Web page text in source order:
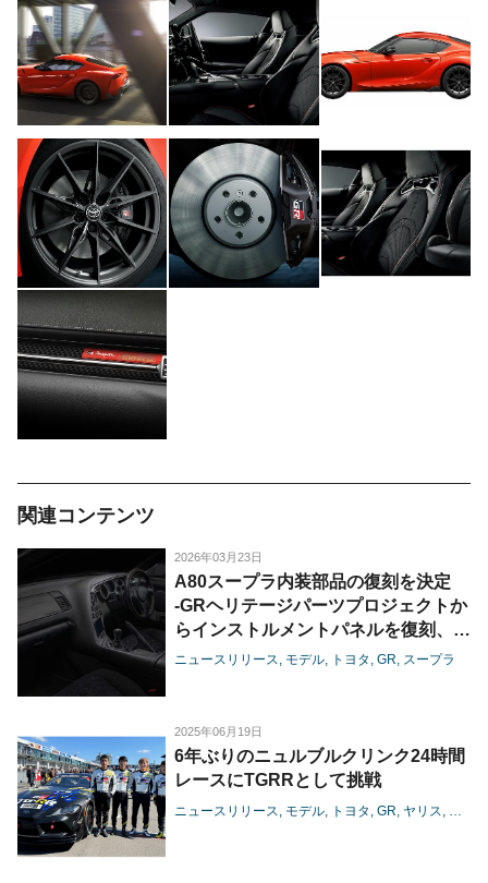
関連コンテンツ
2026年03月23日
A80スープラ内装部品の復刻を決定
-GRヘリテージパーツプロジェクトか
らインストルメントパネルを復刻、オ
ートモビルカウンシル2026に出展-
ニュースリリース モデル トヨタ GR スープラ
2025年06月19日
6年ぶりのニュルブルクリンク24時間
レースにTGRRとして挑戦
ニュースリリース モデル トヨタ GR ヤリス スー